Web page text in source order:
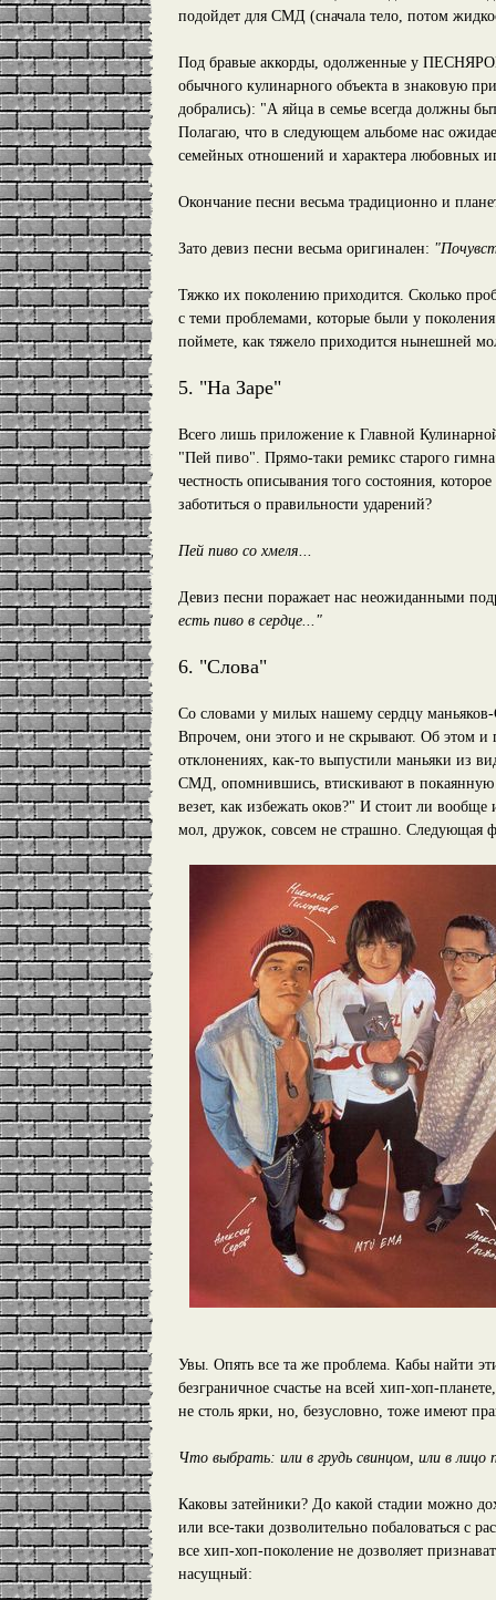
подойдет для СМД (сначала тело, потом
Под бравые аккорды, одолженные у
обычного кулинарного объекта в знаковую
добрались): "А яйца в семье всегда должны
Полагаю, что в следующем альбоме нас
семейных отношений и характера любовных
Окончание песни весьма традиционно и
Зато девиз песни весьма оригинален:
Тяжко их поколению приходится. Сколько
с теми проблемами, которые были у
поймете, как тяжело приходится нынешней
5. "На Заре"
Всего лишь приложение к Главной
"Пей пиво". Прямо-таки ремикс старого
честность описывания того состояния,
заботиться о правильности ударений?
Пей пиво со хмеля...
Девиз песни поражает нас неожиданными
есть пиво в сердце..."
6. "Слова"
Со словами у милых нашему сердцу
Впрочем, они этого и не скрывают. Об этом и
отклонениях, как-то выпустили маньяки из
СМД, опомнившись, втискивают в покаянную
везет, как избежать оков?" И стоит ли
мол, дружок, совсем не страшно. Следующая
Увы. Опять все та же проблема. Кабы найти
безграничное счастье на всей хип-хоп-
не столь ярки, но, безусловно, тоже имеют
Что выбрать: или в грудь свинцом, или в лицо
Каковы затейники? До какой стадии можно
или все-таки дозволительно побаловаться с
все хип-хоп-поколение не дозволяет
насущный: